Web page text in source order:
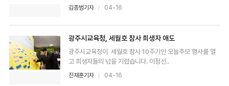
김종범기자 04-16
광주시교육청, 세월호 참사 희생자 애도
광주시교육청이 세월호 참사 10주기인 오늘추모 행사를 열
고 희생자들의 넋을 기렸습니다. 이정선..
진재훈기자 04-16